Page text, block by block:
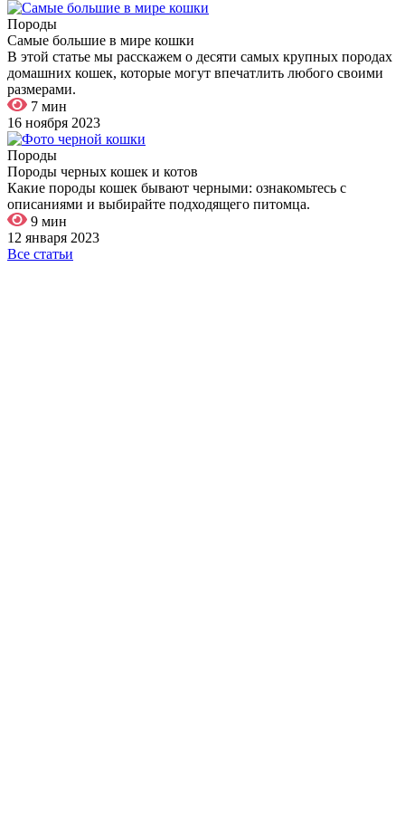
Породы
Самые большие в мире кошки
В этой статье мы расскажем о десяти самых крупных породах
домашних кошек, которые могут впечатлить любого своими
размерами.
7 мин
16 ноября 2023
Породы
Породы черных кошек и котов
Какие породы кошек бывают черными: ознакомьтесь с
описаниями и выбирайте подходящего питомца.
9 мин
12 января 2023
Все статьи